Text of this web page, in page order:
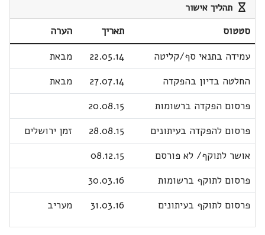
תהליך אישור
סטטוס תאריך
הערה
עמידה בתנאי סף/קליטה
22.05.14
מבאת
החלטה בדיון בהפקדה
27.07.14
מבאת
פרסום הפקדה ברשומות
20.08.15
פרסום להפקדה בעיתונים
28.08.15
זמן ירושלים
אושר לתוקף/ לא פורסם
08.12.15
פרסום לתוקף ברשומות
30.03.16
פרסום לתוקף בעיתונים
31.03.16 מעריב